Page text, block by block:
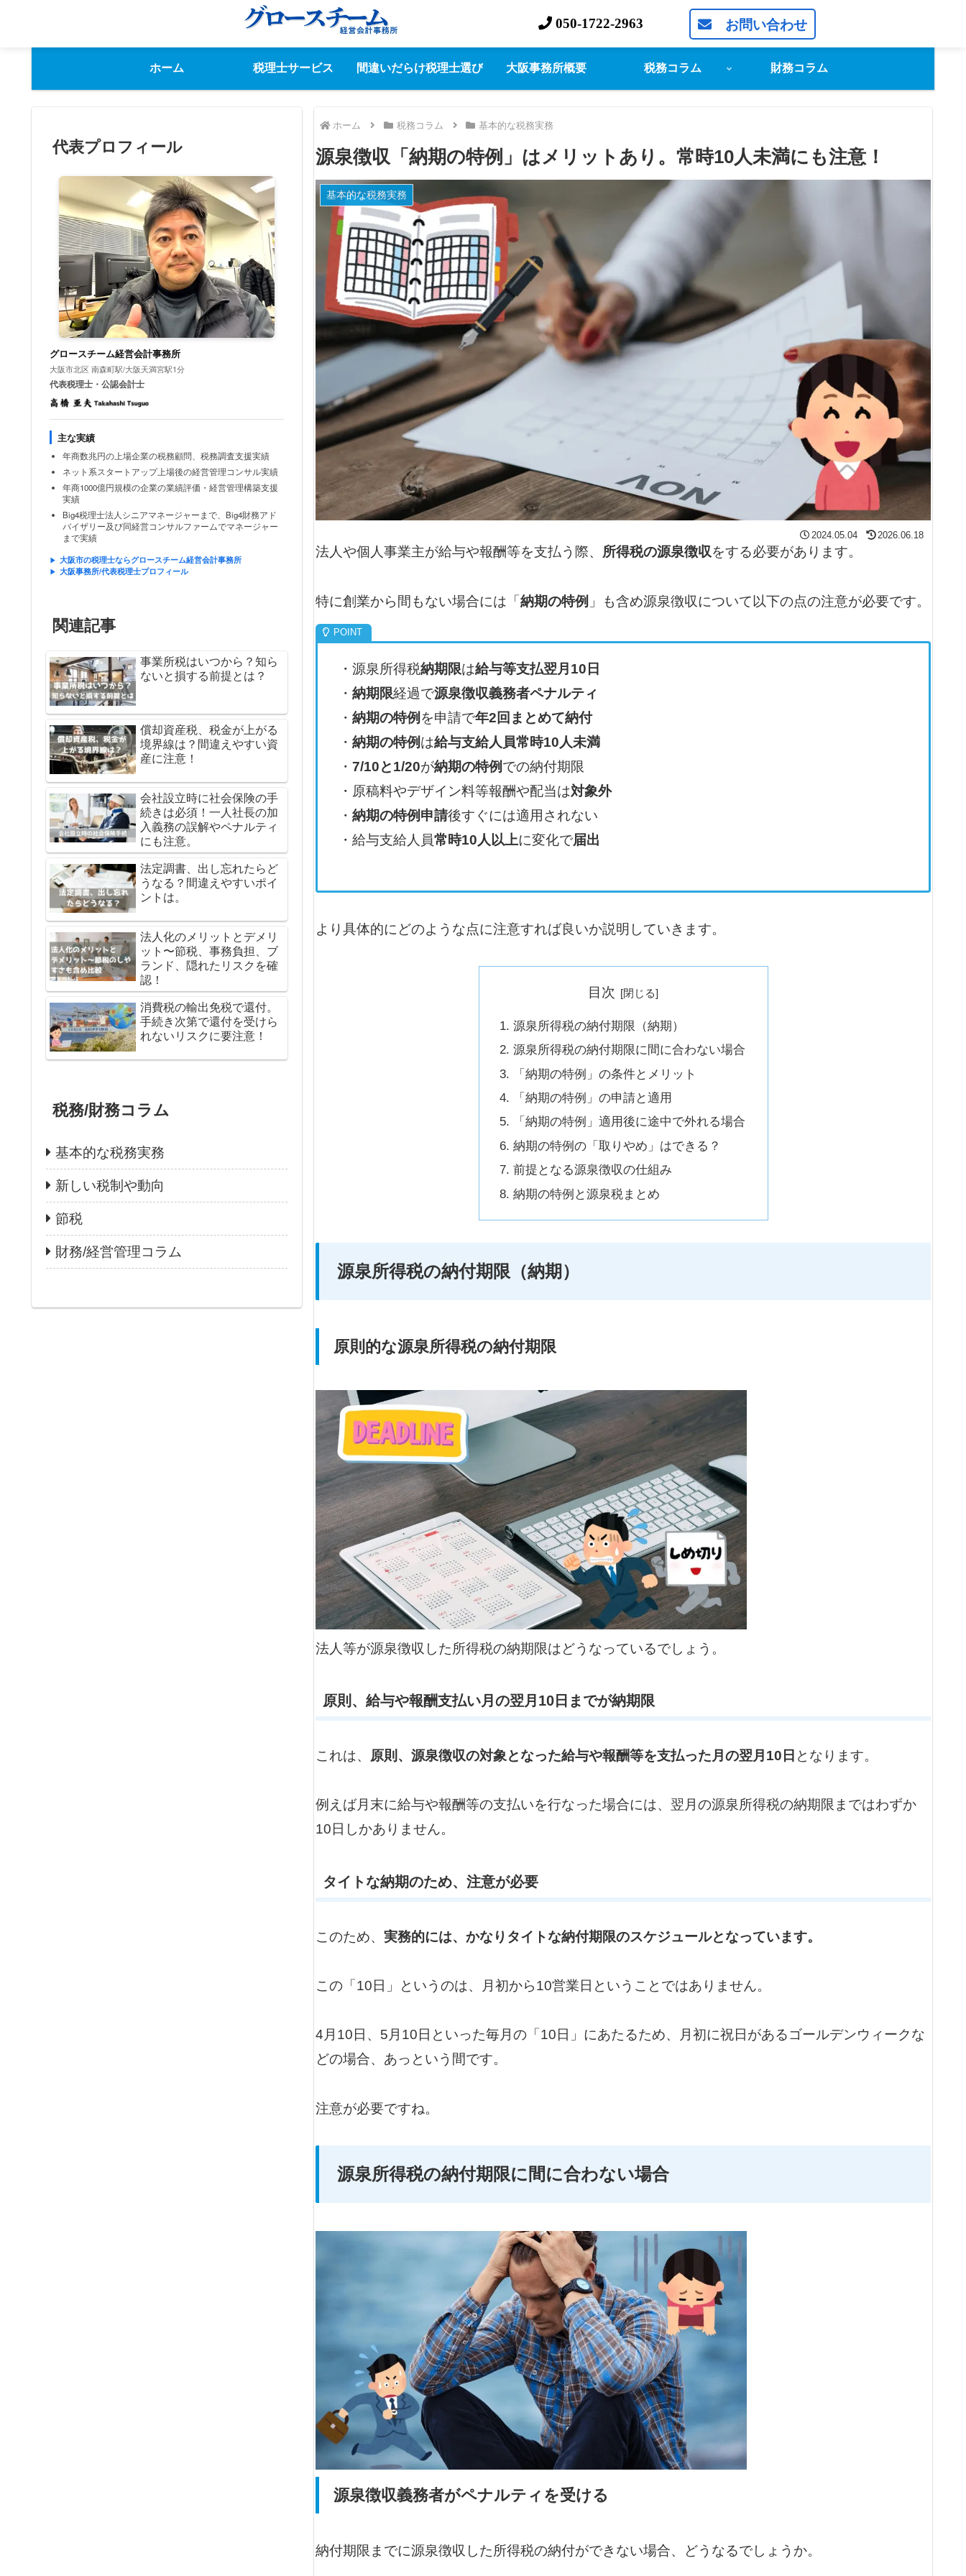
050-1722-2963 お問い合わせ
ホーム 税理士サービス 間違いだらけ税理士選び 大阪事務所概要 税務コラム 財務コラム
ホーム 税務コラム 基本的な税務実務
源泉徴収「納期の特例」はメリットあり。常時10人未満にも注意！
基本的な税務実務
2024.05.04 2026.06.18
法人や個人事業主が給与や報酬等を支払う際、 所得税の源泉徴収をする必要があります。
特に創業から間もない場合には「納期の特例 」も含め源泉徴収について以下の点の注意が必要です。
・源泉所得税納期限は給与等支払翌月10日
・ 納期限経過で源泉徴収義務者ペナルティ
・ 納期の特例 を申請で年2回まとめて納付
・ 納期の特例は給与支給人員常時10人未満
・ 7/10と1/20が納期の特例での納付期限
・原稿料やデザイン料等報酬や配当は対象外
・ 納期の特例申請後すぐには適用されない
・給与支給人員常時10人以上に変化で届出
より具体的にどのような点に注意すれば良いか説明していきます。
目次
源泉所得税の納付期限（納期）
源泉所得税の納付期限に間に合わない場合
「納期の特例」の条件とメリット
「納期の特例」の申請と適用
「納期の特例」適用後に途中で外れる場合
納期の特例の「取りやめ」はできる？
前提となる源泉徴収の仕組み
納期の特例と源泉税まとめ
源泉所得税の納付期限（納期）
原則的な源泉所得税の納付期限
法人等が源泉徴収した所得税の納期限はどうなっているでしょう。
原則、給与や報酬支払い月の翌月10日までが納期限
これは、 原則、源泉徴収の対象となった給与や報酬等を支払った月の翌月10日 となります。
例えば月末に給与や報酬等の支払いを行なった場合には、翌月の源泉所得税の納期限まではわずか
10日しかありません。
タイトな納期のため、注意が必要
このため、 実務的には、かなりタイトな納付期限のスケジュールとなっています。
この「10日」というのは、月初から10営業日ということではありません。
4月10日、5月10日といった毎月の「10日」にあたるため、月初に祝日があるゴールデンウィークな
どの場合、あっという間です。
注意が必要ですね。
源泉所得税の納付期限に間に合わない場合
源泉徴収義務者がペナルティを受ける
納付期限までに源泉徴収した所得税の納付ができない場合、どうなるでしょうか。
代表プロフィール
グロースチーム経営会計事務所
大阪市北区 南森町駅/大阪天満宮駅1分
代表税理士・公認会計士
主な実績
年商数兆円の上場企業の税務顧問、税務調査支援実績
ネット系スタートアップ上場後の経営管理コンサル実績
年商1000億円規模の企業の業績評価・経営管理構築支援
実績
Big4税理士法人シニアマネージャーまで、Big4財務アド
バイザリー及び同経営コンサルファームでマネージャー
まで実績
大阪市の税理士ならグロースチーム経営会計事務所
大阪事務所/代表税理士プロフィール
関連記事
事業所税はいつから？知ら
ないと損する前提とは？
償却資産税、税金が上がる
境界線は？間違えやすい資
産に注意！
会社設立時に社会保険の手
続きは必須！一人社長の加
入義務の誤解やペナルティ
にも注意。
法定調書、出し忘れたらど
うなる？間違えやすいポイ
ントは。
法人化のメリットとデメリ
ット〜節税、事務負担、ブ
ランド、隠れたリスクを確
認！
消費税の輸出免税で還付。
手続き次第で還付を受けら
れないリスクに要注意！
税務/財務コラム
基本的な税務実務
新しい税制や動向
節税
財務/経営管理コラム